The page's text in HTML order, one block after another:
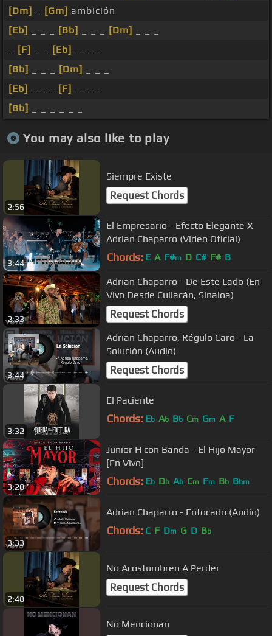
[Dm]
[Gm] ambición
[Eb]
[Bb] [Dm]
[F] [Eb]
[Bb]
[Dm]
[Eb]
[F]
[Bb]
You may also like to play
2:56
Siempre Existe
Request Chords
3:44
El Empresario - Efecto Elegante X
Adrian Chaparro (Video Oficial)
Chords: E A F#m D C# F# B
2:33
Adrian Chaparro - De Este Lado (En
Vivo Desde Culiacán, Sinaloa)
Request Chords
3:44
Adrian Chaparro, Régulo Caro - La
Solución (Audio)
Request Chords
3:32
El Paciente
Chords: Eb Ab Bb Cm Gm A F
3:20
Junior H con Banda - El Hijo Mayor
[En Vivo]
Chords: Eb Db Ab Cm Fm Bb Bbm
3:33
Adrian Chaparro - Enfocado (Audio)
Chords: C F Dm G D Bb
2:48
No Acostumbren A Perder
Request Chords
No Mencionan